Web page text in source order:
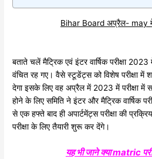
Bihar Board अप्रैल- may में
बताते चलें मैट्रिक एवं इंटर वार्षिक परीक्षा 2023
वंचित रह गए। वैसे स्टूडेंट्स को विशेष परीक्षा में
देगा इसके लिए वह अप्रैल में 2023 में परीक्षा में
होने के लिए समिति ने इंटर और मैट्रिक वार्षिक
से एक हफ्ते बाद ही अपार्टमेंट्स परीक्षा की
परीक्षा के लिए तैयारी शुरू कर देंगे।
यह भी जाने क्या matric